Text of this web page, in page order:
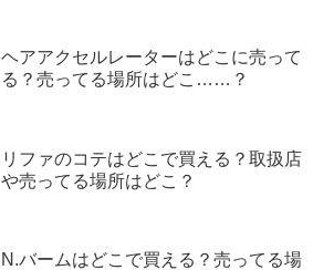
ヘアアクセルレーターはどこに売って
る？売ってる場所はどこ……？
リファのコテはどこで買える？取扱店
や売ってる場所はどこ？
N.バームはどこで買える？売ってる場